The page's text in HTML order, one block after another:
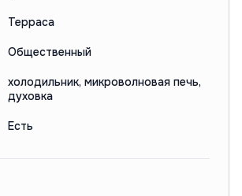
Терраса
Общественный
холодильник, микроволновая печь,
духовка
Есть